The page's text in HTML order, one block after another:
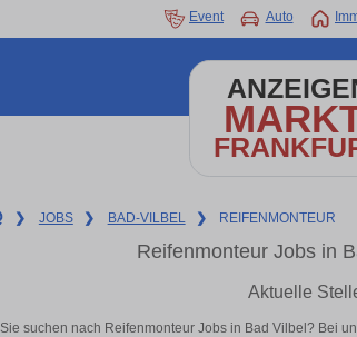
Event Auto
❯ JOBS ❯ BAD-VILBEL ❯ REIFENMONTEUR
Reifenmonteur Jobs in
Aktuelle
Sie suchen nach Reifenmonteur Jobs in Bad Vilbel? Bei